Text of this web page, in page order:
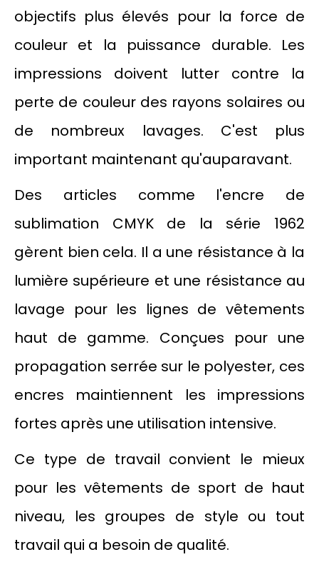
objectifs plus élevés pour la force de
couleur et la puissance durable. Les
impressions doivent lutter contre la
perte de couleur des rayons solaires ou
de nombreux lavages. C'est plus
important maintenant qu'auparavant.
Des articles comme l'encre de
sublimation CMYK de la série 1962
gèrent bien cela. Il a une résistance à la
lumière supérieure et une résistance au
lavage pour les lignes de vêtements
haut de gamme. Conçues pour une
propagation serrée sur le polyester, ces
encres maintiennent les impressions
fortes après une utilisation intensive.
Ce type de travail convient le mieux
pour les vêtements de sport de haut
niveau, les groupes de style ou tout
travail qui a besoin de qualité.